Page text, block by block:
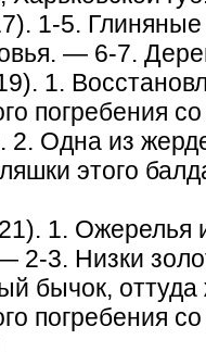
1-5.
— 6-7.
1.
погребения
2. Одна из
этого
1.
2-3. Низки
бычок,
погребения